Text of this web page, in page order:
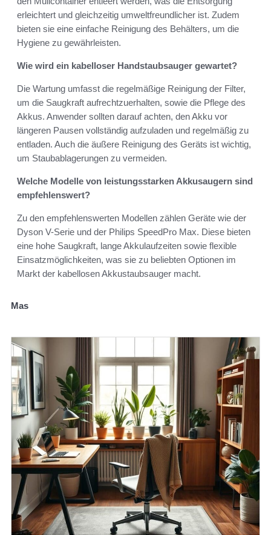
erleichtert und gleichzeitig umweltfreundlicher ist. Zudem
bieten sie eine einfache Reinigung des Behälters, um die
Hygiene zu gewährleisten.
Wie wird ein kabelloser Handstaubsauger gewartet?
Die Wartung umfasst die regelmäßige Reinigung der Filter,
um die Saugkraft aufrechtzuerhalten, sowie die Pflege des
Akkus. Anwender sollten darauf achten, den Akku vor
längeren Pausen vollständig aufzuladen und regelmäßig zu
entladen. Auch die äußere Reinigung des Geräts ist wichtig,
um Staubablagerungen zu vermeiden.
Welche Modelle von leistungsstarken Akkusaugern sind
empfehlenswert?
Zu den empfehlenswerten Modellen zählen Geräte wie der
Dyson V-Serie und der Philips SpeedPro Max. Diese bieten
eine hohe Saugkraft, lange Akkulaufzeiten sowie flexible
Einsatzmöglichkeiten, was sie zu beliebten Optionen im
Markt der kabellosen Akkustaubsauger macht.
Mas